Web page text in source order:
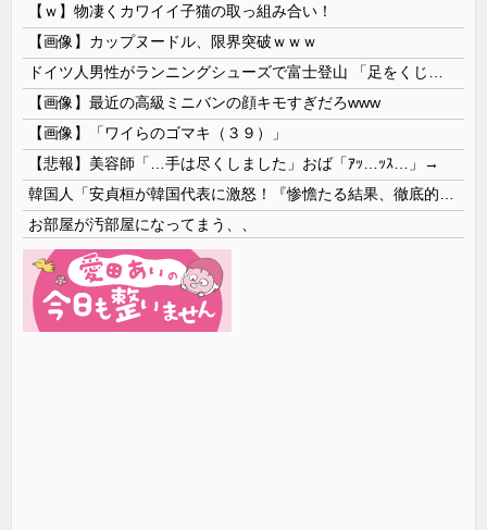
【ｗ】物凄くカワイイ子猫の取っ組み合い！
【画像】カップヌードル、限界突破ｗｗｗ
【画像】最近の高級ミニバンの顔キモすぎだろwww
【画像】「ワイらのゴマキ（３９）」
【悲報】美容師「…手は尽くしました」おば「ｱｯ…ｯｽ…」→
お部屋が汚部屋になってまう、、